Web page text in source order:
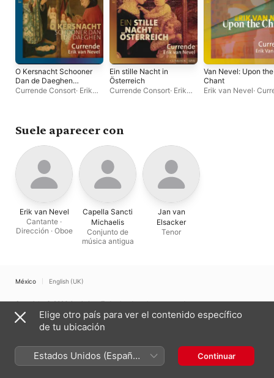
O Kersnacht Schooner
Dan de Daeghen
(Live)
Currende Consort· Erik
Ein stille Nacht in
Österreich
Currende Consort· Erik
Van Nevel: Upon the
Chant
Erik van Nevel·
Suele aparecer con
Erik van Nevel
Cantante ·
Dirección · Oboe
Capella Sancti
Michaelis
Conjunto de
música antigua
Jan van
Elsacker
Tenor
México English (UK)
Copyright © 2026 Apple Inc. Todos los derechos reservados.
Términos del servicio de Internet
Apple Music y privacidad
Advertencia sobre cookies
Elige otro país para ver el contenido específico
de tu ubicación
Estados Unidos (Español
México)
Continuar